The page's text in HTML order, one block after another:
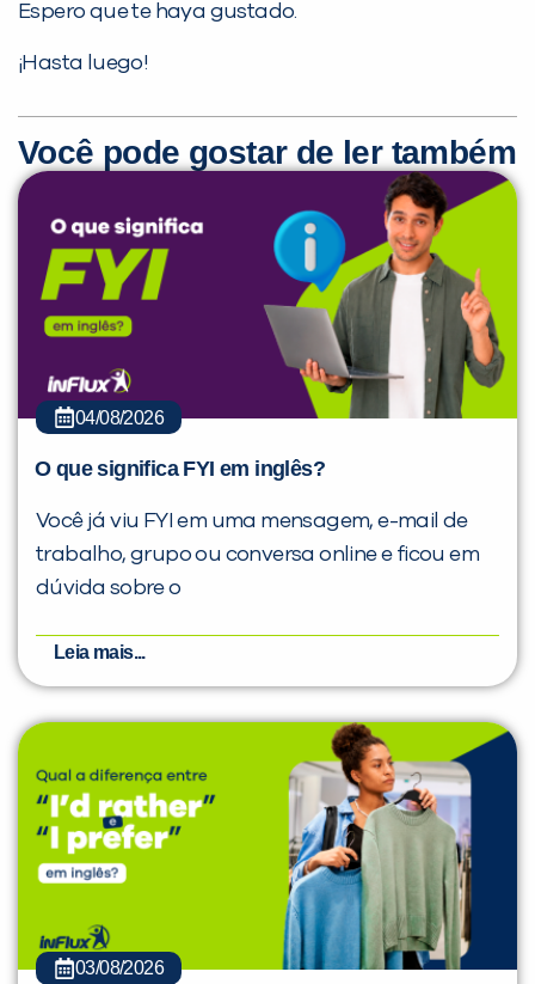
Espero que te haya gustado.
¡Hasta luego!
Você pode gostar de ler também
04/08/2026
O que significa FYI em inglês?
Você já viu FYI em uma mensagem, e-mail de
trabalho, grupo ou conversa online e ficou em
dúvida sobre o
Leia mais...
03/08/2026